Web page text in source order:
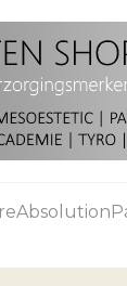
Absolution